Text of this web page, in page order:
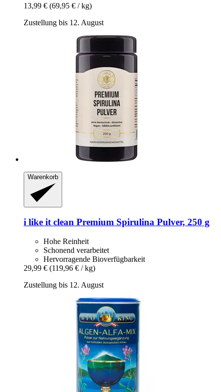
13,99 € (69,95 € / kg)
Zustellung bis 12. August
Warenkorb
i like it clean Premium Spirulina Pulver, 250 g
Hohe Reinheit
Schonend verarbeitet
Hervorragende Bioverfügbarkeit
29,99 € (119,96 € / kg)
Zustellung bis 12. August